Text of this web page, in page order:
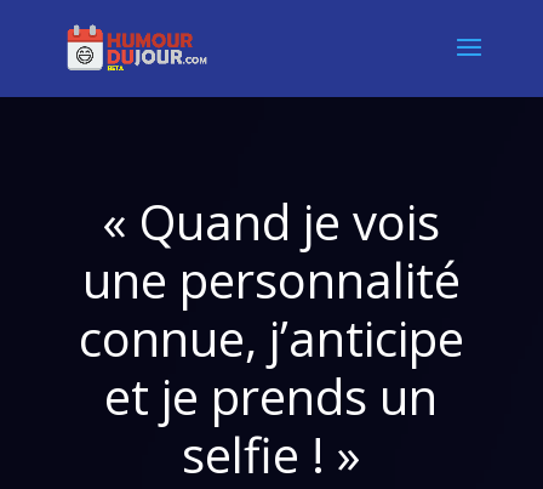
« Quand je vois
une personnalité
connue, j’anticipe
et je prends un
selfie ! »